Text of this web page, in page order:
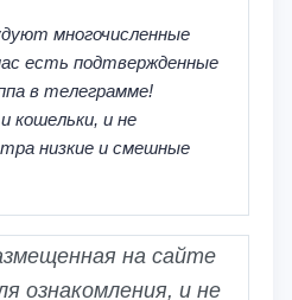
многочисленные
есть подтвержденные
в телеграмме!
кошельки, и не
низкие и смешные
на сайте
ознакомления, и не